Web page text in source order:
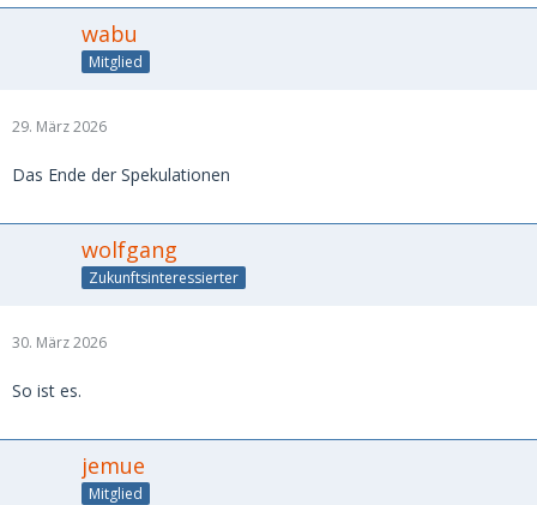
wabu
Mitglied
29. März 2026
Das Ende der Spekulationen
wolfgang
Zukunftsinteressierter
30. März 2026
So ist es.
jemue
Mitglied